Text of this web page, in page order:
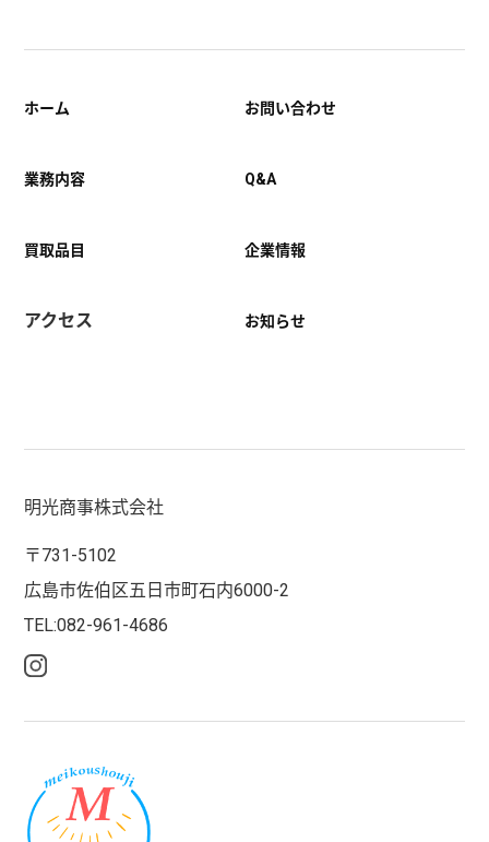
ホーム
業務内容
買取品目
アクセス
お問い合わせ
Q&A
企業情報
お知らせ
明光商事株式会社
〒731-5102
広島市佐伯区五日市町石内6000-2
TEL:082-961-4686